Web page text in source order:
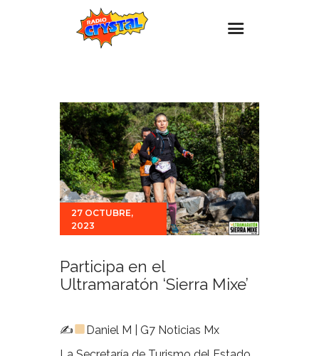
Estaciones
Eventos
Promociones
Noticias
Para ti
Contacto
27 OCTUBRE,
2023
Participa en el
Ultramaratón ‘Sierra Mixe’
✍
Daniel M | G7 Noticias Mx